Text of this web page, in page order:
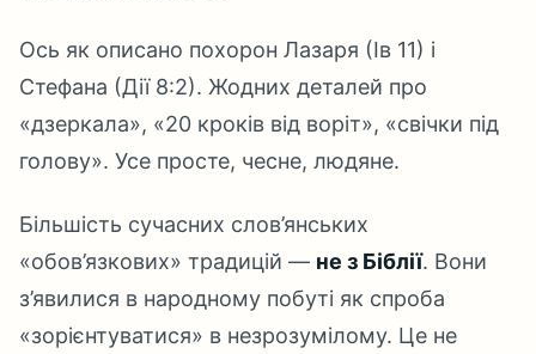
Ось як описано похорон Лазаря (Ів 11) і
Стефана (Дії 8:2). Жодних деталей про
«дзеркала», «20 кроків від воріт», «свічки під
голову». Усе просте, чесне, людяне.
Більшість сучасних слов’янських
«обов’язкових» традицій — не з Біблії. Вони
з’явилися в народному побуті як спроба
«зорієнтуватися» в незрозумілому. Це не